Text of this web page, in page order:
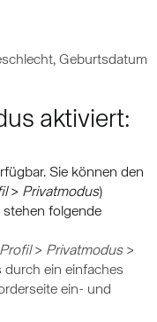
Geburtsdatum
aktiviert:
Sie können den
> Privatmodus)
stehen folgende
Profil> Privatmodus>
durch ein einfaches
ein- und